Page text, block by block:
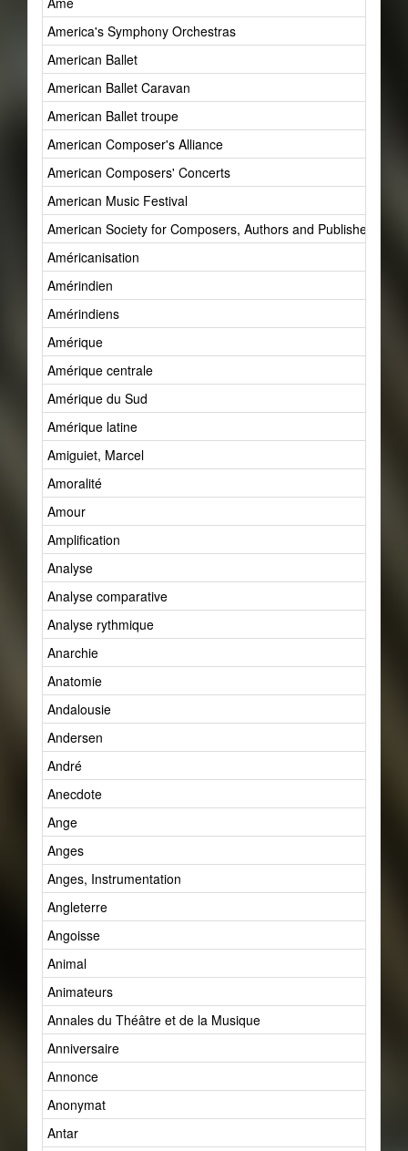
America's Symphony Orchestras
American Ballet
American Ballet Caravan
American Ballet troupe
American Composer's Alliance
American Composers' Concerts
American Music Festival
American Society for Composers, Authors and Publishers
Américanisation
Amérindien
Amérindiens
Amérique
Amérique centrale
Amérique du Sud
Amérique latine
Amiguiet, Marcel
Amoralité
Amour
Amplification
Analyse
Analyse comparative
Analyse rythmique
Anarchie
Anatomie
Andalousie
Andersen
André
Anecdote
Ange
Anges
Anges, Instrumentation
Angleterre
Angoisse
Animal
Animateurs
Annales du Théâtre et de la Musique
Anniversaire
Annonce
Anonymat
Antar